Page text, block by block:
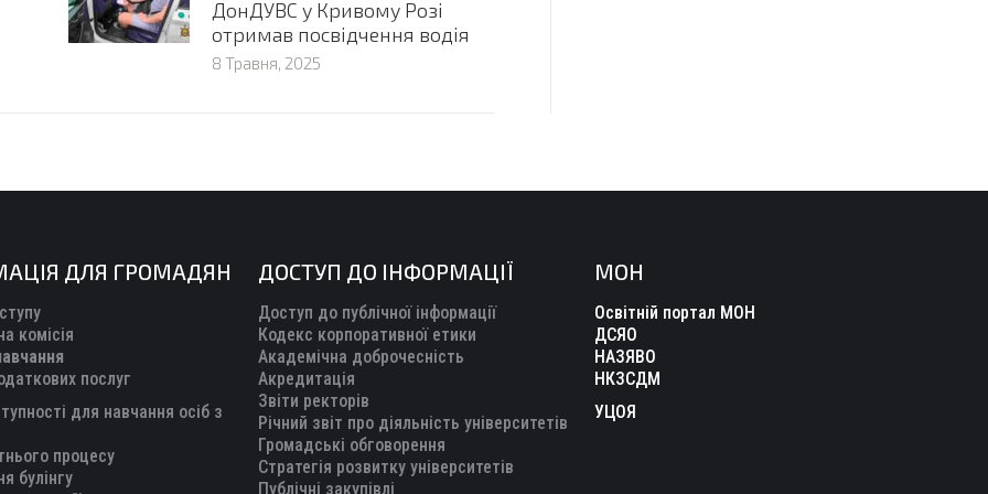
ДонДУВС у Кривому Розі
отримав посвідчення водія
8 Травня, 2025
ДЛЯ ГРОМАДЯН
комісія
послуг
для навчання осіб з
процесу
булінгу
ДОСТУП ДО ІНФОРМАЦІЇ
Доступ до публічної інформації
Кодекс корпоративної етики
Академічна доброчесність
Акредитація
Звіти ректорів
Річний звіт про діяльність університетів
Громадські обговорення
Стратегія розвитку університетів
Публічні закупівлі
МОН
Освітній портал МОН
ДСЯО
НАЗЯВО
НКЗСДМ
УЦОЯ